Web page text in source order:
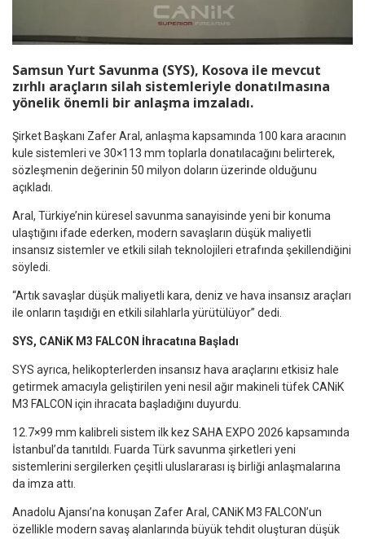
Samsun Yurt Savunma (SYS), Kosova ile mevcut
zırhlı araçların silah sistemleriyle donatılmasına
yönelik önemli bir anlaşma imzaladı.
Şirket Başkanı Zafer Aral, anlaşma kapsamında 100 kara aracının
kule sistemleri ve 30×113 mm toplarla donatılacağını belirterek,
sözleşmenin değerinin 50 milyon doların üzerinde olduğunu
açıkladı.
Aral, Türkiye’nin küresel savunma sanayisinde yeni bir konuma
ulaştığını ifade ederken, modern savaşların düşük maliyetli
insansız sistemler ve etkili silah teknolojileri etrafında şekillendiğini
söyledi.
“Artık savaşlar düşük maliyetli kara, deniz ve hava insansız araçları
ile onların taşıdığı en etkili silahlarla yürütülüyor” dedi.
SYS, CANiK M3 FALCON İhracatına Başladı
SYS ayrıca, helikopterlerden insansız hava araçlarını etkisiz hale
getirmek amacıyla geliştirilen yeni nesil ağır makineli tüfek CANiK
M3 FALCON için ihracata başladığını duyurdu.
12.7×99 mm kalibreli sistem ilk kez SAHA EXPO 2026 kapsamında
İstanbul’da tanıtıldı. Fuarda Türk savunma şirketleri yeni
sistemlerini sergilerken çeşitli uluslararası iş birliği anlaşmalarına
da imza attı.
Anadolu Ajansı’na konuşan Zafer Aral, CANiK M3 FALCON’un
özellikle modern savaş alanlarında büyük tehdit oluşturan düşük